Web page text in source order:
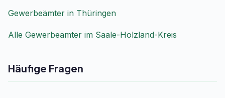
Gewerbeämter in Thüringen
Alle Gewerbeämter im Saale-Holzland-Kreis
Häufige Fragen